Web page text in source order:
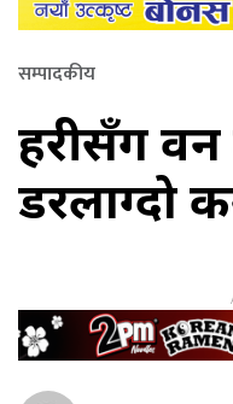
सम्पादकीय
प्रहरीसँग
डरलाग्दो